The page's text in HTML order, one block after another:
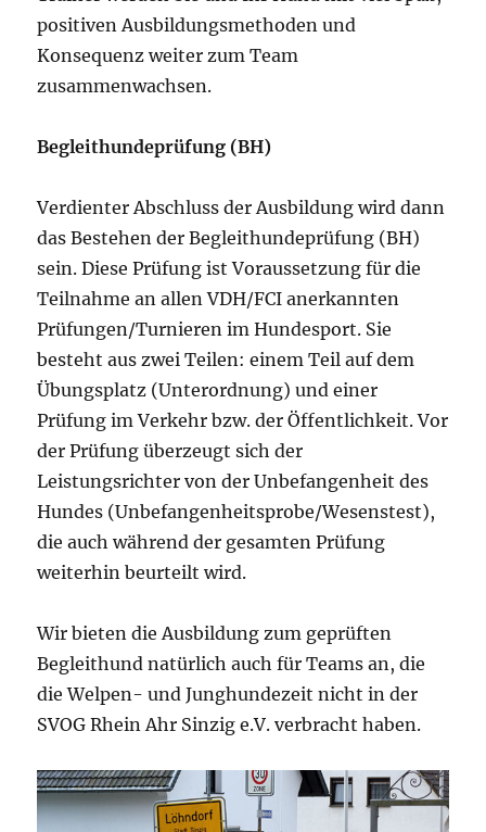
positiven Ausbildungsmethoden und
Konsequenz weiter zum Team
zusammenwachsen.
Begleithundeprüfung (BH)
Verdienter Abschluss der Ausbildung wird dann
das Bestehen der Begleithundeprüfung (BH)
sein. Diese Prüfung ist Voraussetzung für die
Teilnahme an allen VDH/FCI anerkannten
Prüfungen/Turnieren im Hundesport. Sie
besteht aus zwei Teilen: einem Teil auf dem
Übungsplatz (Unterordnung) und einer
Prüfung im Verkehr bzw. der Öffentlichkeit. Vor
der Prüfung überzeugt sich der
Leistungsrichter von der Unbefangenheit des
Hundes (Unbefangenheitsprobe/Wesenstest),
die auch während der gesamten Prüfung
weiterhin beurteilt wird.
Wir bieten die Ausbildung zum geprüften
Begleithund natürlich auch für Teams an, die
die Welpen- und Junghundezeit nicht in der
SVOG Rhein Ahr Sinzig e.V. verbracht haben.